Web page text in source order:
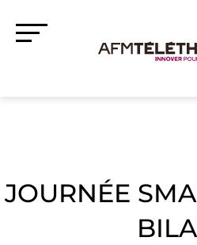
JOURNÉE